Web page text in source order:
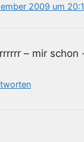
2009 um
– mir schon